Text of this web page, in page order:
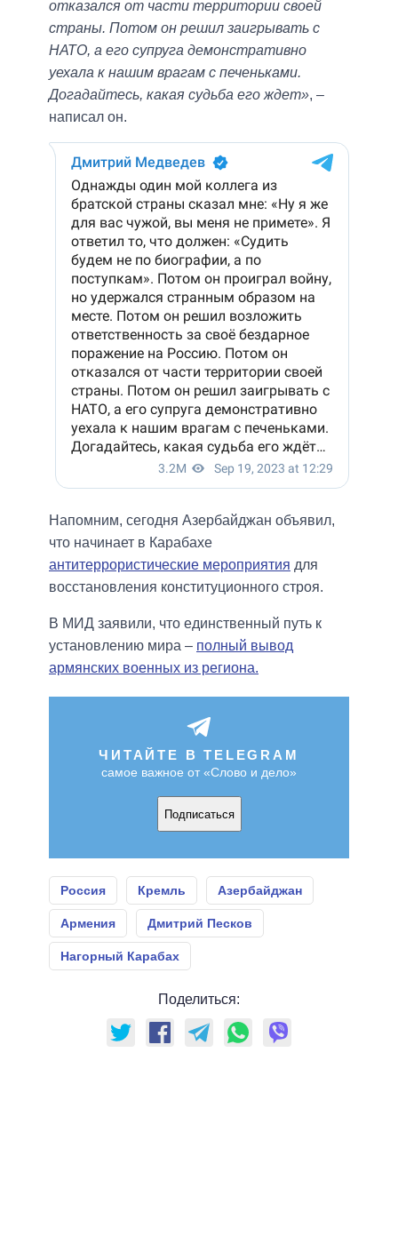
отказался от части территории своей
страны. Потом он решил заигрывать с
НАТО, а его супруга демонстративно
уехала к нашим врагам с печеньками.
Догадайтесь, какая судьба его ждет», –
написал он.
Напомним, сегодня Азербайджан объявил,
что начинает в Карабахе
антитеррористические мероприятия для
восстановления конституционного строя.
В МИД заявили, что единственный путь к
установлению мира – полный вывод
армянских военных из региона.
ЧИТАЙТЕ В TELEGRAM
самое важное от «Слово и дело»
Подписаться
Россия Кремль Азербайджан
Армения Дмитрий Песков
Нагорный Карабах
Поделиться: